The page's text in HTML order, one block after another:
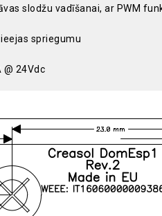
slodžu vadīšanai, ar PWM
spriegumu
24Vdc